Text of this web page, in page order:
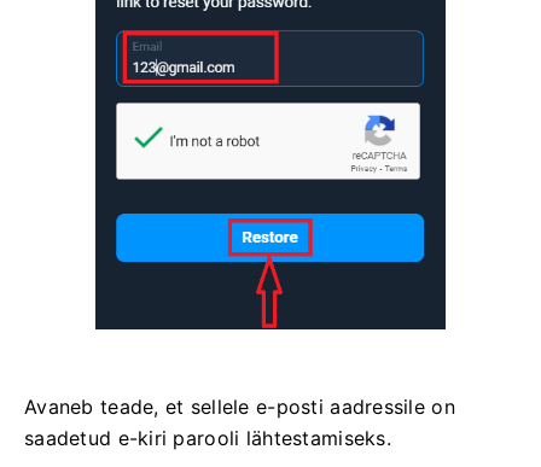
Avaneb teade, et sellele e-posti aadressile on
saadetud e-kiri parooli lähtestamiseks.